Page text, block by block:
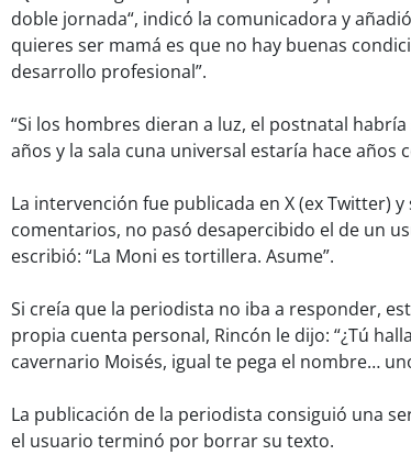
doble jornada“, indicó la comunicadora y
quieres ser mamá es que no hay buenas
desarrollo profesional”.
“Si los hombres dieran a luz, el postnatal
años y la sala cuna universal estaría hace años
La intervención fue publicada en X (ex Twitter)
comentarios, no pasó desapercibido el de un
escribió: “La Moni es tortillera. Asume”.
Si creía que la periodista no iba a responder,
propia cuenta personal, Rincón le dijo: “¿Tú
cavernario Moisés, igual te pega el nombre…
La publicación de la periodista consiguió una
el usuario terminó por borrar su texto.